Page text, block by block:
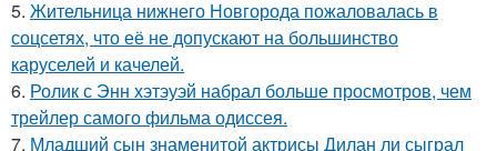
5. Жительница нижнего Новгорода пожаловалась в
соцсетях, что её не допускают на большинство
каруселей и качелей.
6. Ролик с Энн хэтэуэй набрал больше просмотров, чем
трейлер самого фильма одиссея.
7. Младший сын знаменитой актрисы Дилан ли сыграл